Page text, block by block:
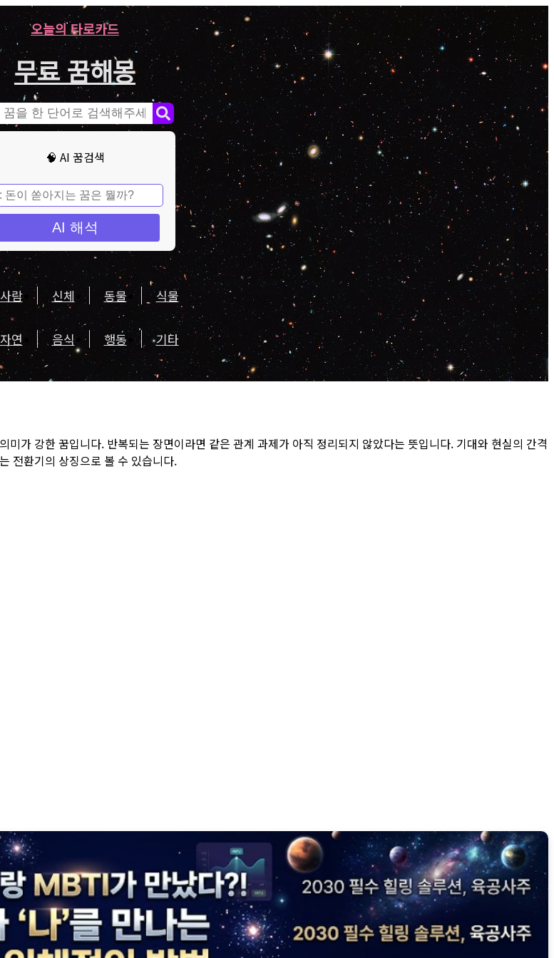
오늘의 타로카드
무료 꿈해몽
🧠 AI 꿈검색
AI 해석
사람 신체 동물 식물
자연 음식 행동 기타
가 강한 꿈입니다. 반복되는 장면이라면 같은 관계 과제가 아직 정리되지 않았다는 뜻입니다. 기대와 현실의 간격
전환기의 상징으로 볼 수 있습니다.